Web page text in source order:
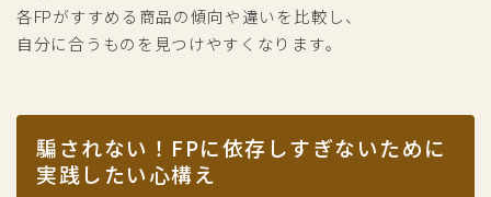
各FPがすすめる商品の傾向や違いを比較し、
自分に合うものを見つけやすくなります。
騙されない！FPに依存しすぎないために
実践したい心構え